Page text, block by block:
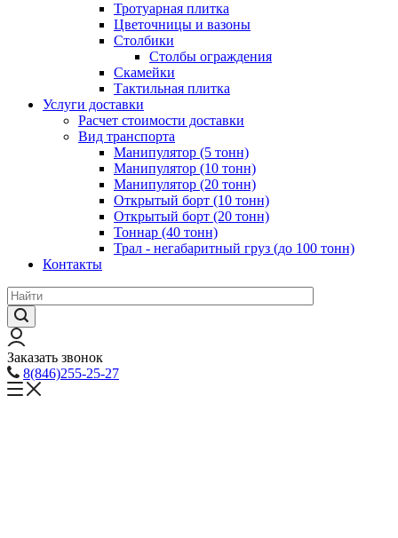
Тротуарная плитка
Цветочницы и вазоны
Столбики
Столбы ограждения
Скамейки
Тактильная плитка
Услуги доставки
Расчет стоимости доставки
Вид транспорта
Манипулятор (5 тонн)
Манипулятор (10 тонн)
Манипулятор (20 тонн)
Открытый борт (10 тонн)
Открытый борт (20 тонн)
Тоннар (40 тонн)
Трал - негабаритный груз (до 100 тонн)
Контакты
Заказать звонок
8(846)255-25-27